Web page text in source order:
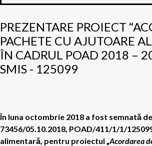
PREZENTARE PROIECT
PACHETE CU AJUTOARE
ÎN CADRUL POAD 2018 –
SMIS - 125099
În luna octombrie 2018 a fost semnată
73456/05.10.2018, POAD/411/1/1/
alimentară, pentru proiectul „Acordarea